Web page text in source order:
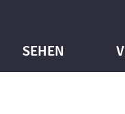
SEHEN